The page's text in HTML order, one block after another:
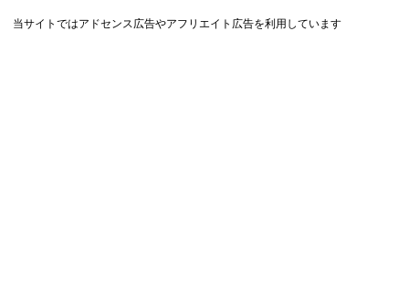
当サイトではアドセンス広告やアフリエイト広告を利用しています